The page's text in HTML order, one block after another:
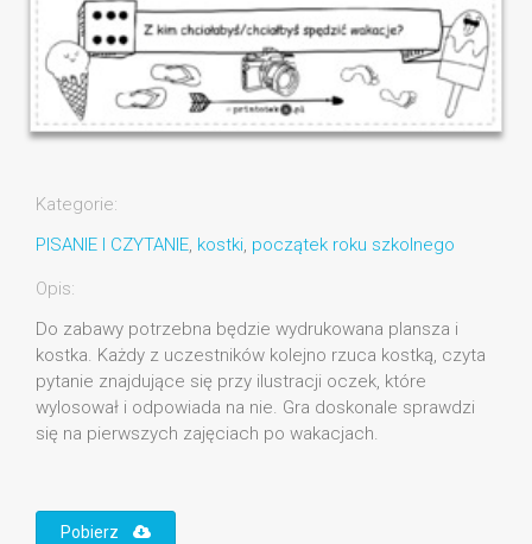
Kategorie:
PISANIE I CZYTANIE, kostki, początek roku szkolnego
Opis:
Do zabawy potrzebna będzie wydrukowana plansza i
kostka. Każdy z uczestników kolejno rzuca kostką, czyta
pytanie znajdujące się przy ilustracji oczek, które
wylosował i odpowiada na nie. Gra doskonale sprawdzi
się na pierwszych zajęciach po wakacjach.
Pobierz